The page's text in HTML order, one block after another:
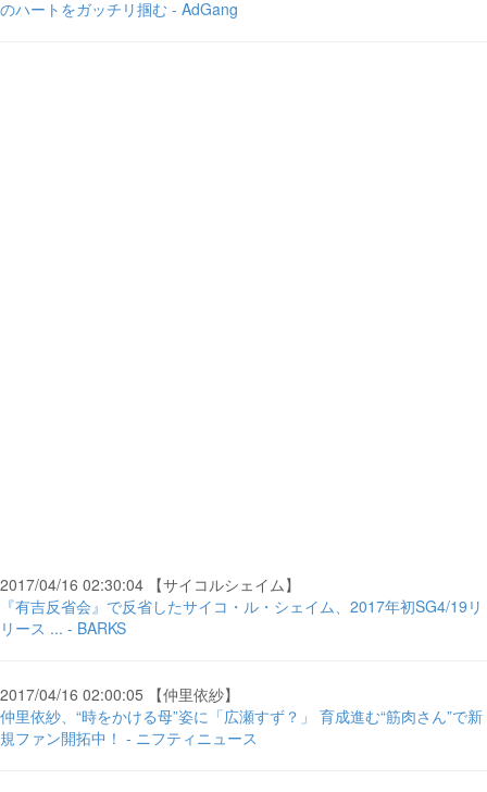
のハートをガッチリ掴む - AdGang
2017/04/16 02:30:04 【サイコルシェイム】
『有吉反省会』で反省したサイコ・ル・シェイム、2017年初SG4/19リ
リース ... - BARKS
2017/04/16 02:00:05 【仲里依紗】
仲里依紗、“時をかける母”姿に「広瀬すず？」 育成進む“筋肉さん”で新
規ファン開拓中！ - ニフティニュース